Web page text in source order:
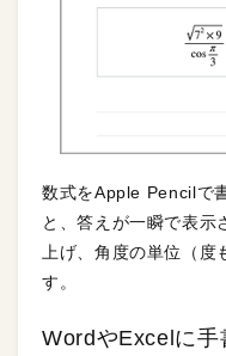
数式をApple Pencilで
と、答えが一瞬で表示
上げ、角度の単位（
す。
WordやExcelに手